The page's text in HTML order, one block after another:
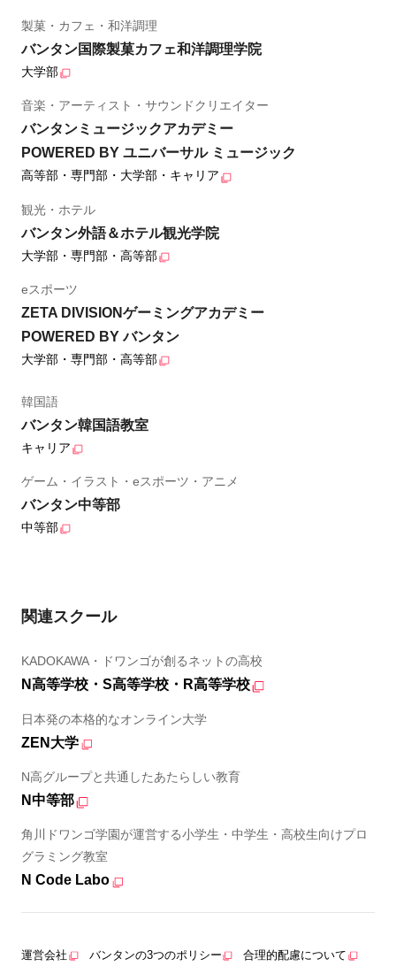
製菓・カフェ・和洋調理
バンタン国際製菓カフェ和洋調理学院
大学部
音楽・アーティスト・サウンドクリエイター
バンタンミュージックアカデミー
POWERED BY ユニバーサル ミュージック
高等部・専門部・大学部・キャリア
観光・ホテル
バンタン外語＆ホテル観光学院
大学部・専門部・高等部
eスポーツ
ZETA DIVISIONゲーミングアカデミー
POWERED BY バンタン
大学部・専門部・高等部
韓国語
バンタン韓国語教室
キャリア
ゲーム・イラスト・eスポーツ・アニメ
バンタン中等部
中等部
関連スクール
KADOKAWA・ドワンゴが創るネットの高校
N高等学校・S高等学校・R高等学校
日本発の本格的なオンライン大学
ZEN大学
N高グループと共通したあたらしい教育
N中等部
角川ドワンゴ学園が運営する小学生・中学生・高校生向けプロ
グラミング教室
N Code Labo
運営会社 バンタンの3つのポリシー 合理的配慮について